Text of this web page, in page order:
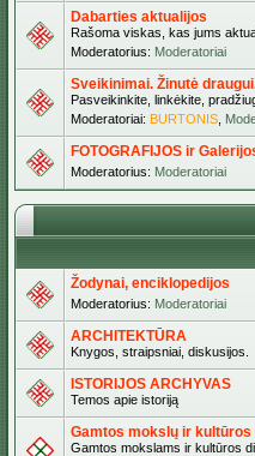
Dabarties aktualijos
Rašoma viskas, kas jums
Moderatorius: Moderatoriai
Sveikinimai. Žinutė
Pasveikinkite, linkėkite,
Moderatoriai: BURTONIS
FOTOGRAFIJOS ir
Moderatorius: Moderatoriai
Žodynai, enciklopedijos
Moderatorius: Moderatoriai
ARCHITEKTŪRA
Knygos, straipsniai, diskusijos.
ISTORIJOS ARCHYVAS
Temos apie istoriją
Gamtos mokslų ir
Gamtos mokslams ir kultūros